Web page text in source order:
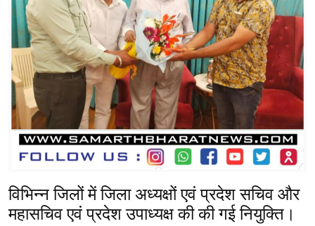
विभिन्न जिलों में जिला अध्यक्षों एवं प्रदेश सचिव और
महासचिव एवं प्रदेश उपाध्यक्ष की की गई नियुक्ति।